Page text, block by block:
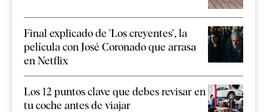
Final explicado de 'Los creyentes', la
película con José Coronado que arrasa
en Netflix
Los 12 puntos clave que debes revisar en
tu coche antes de viajar